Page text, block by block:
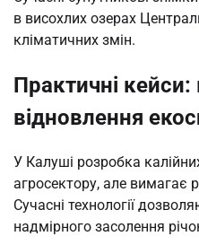
в висохлих озерах
кліматичних змін.
Практичні кейси:
відновлення
У Калуші розробка
агросектору, але вимагає
Сучасні технології
надмірного засолення